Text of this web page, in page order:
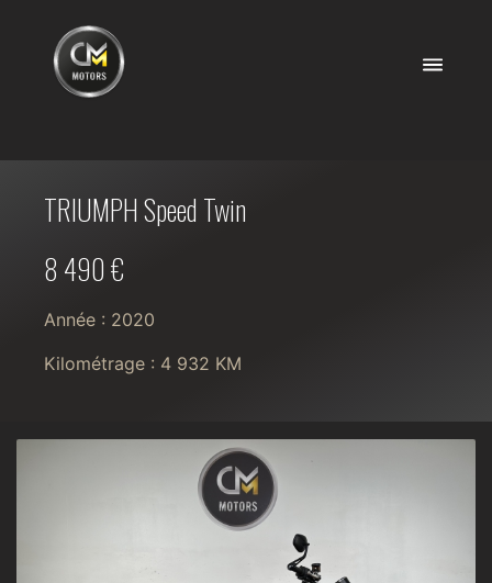
TRIUMPH Speed Twin
8 490 €
Année : 2020
Kilométrage : 4 932 KM